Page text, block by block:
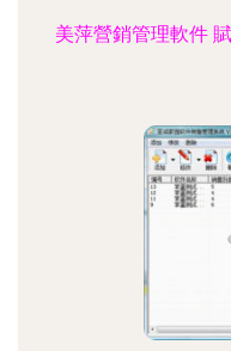
美萍營銷管理軟件